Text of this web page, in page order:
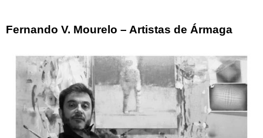
Fernando V. Mourelo – Artistas de Ármaga